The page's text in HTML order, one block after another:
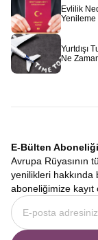
Evlilik
Yenileme
Yurtdışı
Ne
E-Bülten Aboneliği
Avrupa Rüyasının
yenilikleri
aboneliğimize kayıt